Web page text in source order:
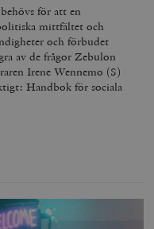
för att en
mittfältet och
och förbudet
av de frågor Zebulon
Irene Wennemo (S)
Handbok för sociala